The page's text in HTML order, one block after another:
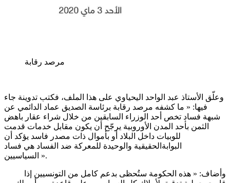
مرصد رقابة
وعلّق الأستاذ عبد الواحد اليحياوي على هذا الملف، فكتب تدوينة جاء
فيها: « ما كشفه مرصد رقابة برئاسة الصديق عماد الدائمي عن
شبهة فساد تخص أحد الوزراء السابقين من خلال شراء عقار باهض
الثمن بأحد المدن الأوروبية يرجّح أن يكون مقابل خدمات قدمت
للوبيات داخل البلاد أو بأموال ذات مصدر فاسد يؤكد أن
البوابةالحقيقية والوحيدة للمعركة ضد الفساد هي فساد
السياسيين ».
وأضاف: « هذه الحكومة ستُحظى بدعم كامل من التونسيين إذا